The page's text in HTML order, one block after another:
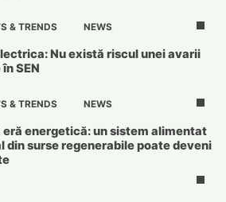
& TRENDS NEWS
Nu există riscul unei avarii
SEN
& TRENDS NEWS
eră energetică: un sistem alimentat
din surse regenerabile poate deveni